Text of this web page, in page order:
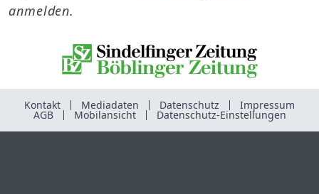
anmelden.
Kontakt Mediadaten Datenschutz Impressum
AGB Mobilansicht Datenschutz-Einstellungen